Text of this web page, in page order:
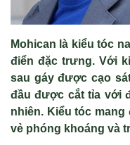
Mohican là kiểu tóc
điển đặc trưng. Với
sau gáy được cạo
đầu được cắt tỉa với
nhiên. Kiểu tóc
vẻ phóng khoáng và